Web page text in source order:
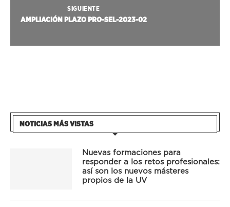
SIGUIENTE
AMPLIACIÓN PLAZO PRO-SEL-2023-02
NOTICIAS MÁS VISTAS
Nuevas formaciones para
responder a los retos profesionales:
así son los nuevos másteres
propios de la UV